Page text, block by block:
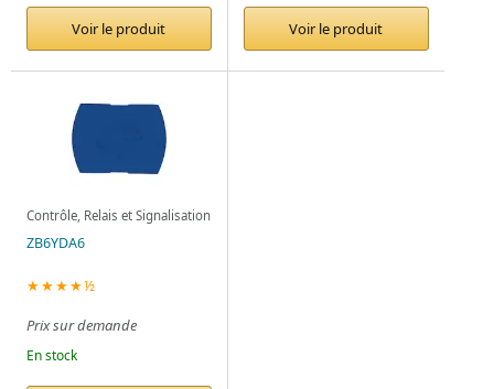
Voir le produit Voir le produit
Contrôle, Relais et Signalisation
ZB6YDA6
★★★★½
Prix sur demande
En stock